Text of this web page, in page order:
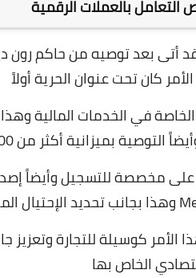
بالعملات الرقمية
قد أتى بعد توصيه من حاكم
في الخدمات المالية
بميزانية أكثر من 500 ألف دولار
مخصصة للتسجيل وأيضاً
وهذا بجانب تحديد الإحتيال
كوسيلة للتجارة وتعزيز
الخاص بها